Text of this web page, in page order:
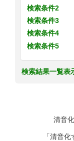
検索条件2
検索条件3
検索条件4
検索条件5
検索結果一覧表
清音
「清音